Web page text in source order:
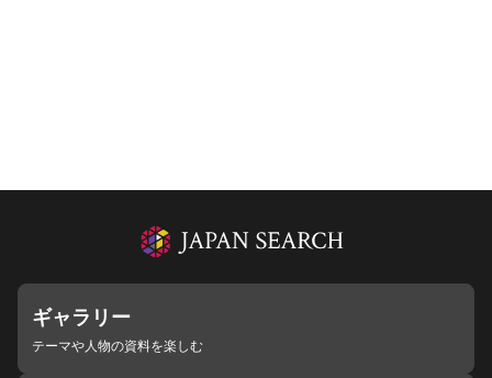
ギャラリー
テーマや人物の資料を楽しむ